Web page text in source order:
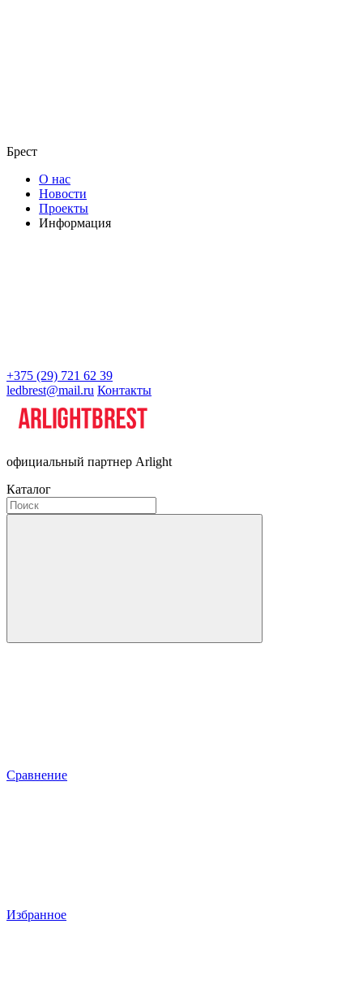
Брест
О нас
Новости
Проекты
Информация
+375 (29) 721 62 39
ledbrest@mail.ru Контакты
официальный партнер Arlight
Каталог
Сравнение
Избранное